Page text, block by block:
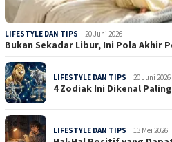
LIFESTYLE DAN TIPS 20 Juni 2026
Bukan Sekadar Libur, Ini Pola Akhir
LIFESTYLE DAN TIPS 20 Juni 2026
4 Zodiak Ini Dikenal
LIFESTYLE DAN TIPS 13 Mei 2026